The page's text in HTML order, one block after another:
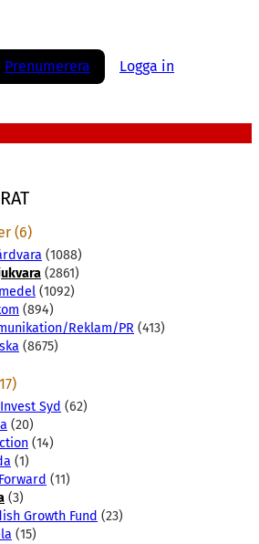
Prenumerera Logga in
(6)
(1088)
(2861)
(1092)
(894)
Reklam/PR (413)
(8675)
Syd (62)
(20)
(14)
(1)
(11)
(3)
Growth Fund (23)
(15)